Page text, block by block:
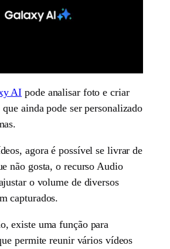
AI pode analisar foto e criar
ainda pode ser personalizado
agora é possível se livrar de
não gosta, o recurso Audio
o volume de diversos
capturados.
existe uma função para
permite reunir vários vídeos